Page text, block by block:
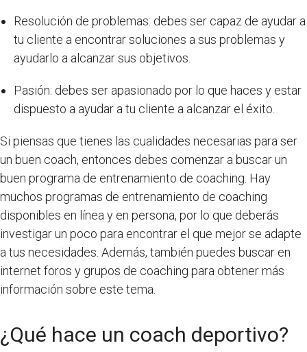
Resolución de problemas: debes ser capaz de ayudar a
tu cliente a encontrar soluciones a sus problemas y
ayudarlo a alcanzar sus objetivos.
Pasión: debes ser apasionado por lo que haces y estar
dispuesto a ayudar a tu cliente a alcanzar el éxito.
Si piensas que tienes las cualidades necesarias para ser
un buen coach, entonces debes comenzar a buscar un
buen programa de entrenamiento de coaching. Hay
muchos programas de entrenamiento de coaching
disponibles en línea y en persona, por lo que deberás
investigar un poco para encontrar el que mejor se adapte
a tus necesidades. Además, también puedes buscar en
internet foros y grupos de coaching para obtener más
información sobre este tema.
¿Qué hace un coach deportivo?